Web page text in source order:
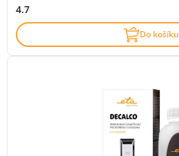
4.7
Do košíku